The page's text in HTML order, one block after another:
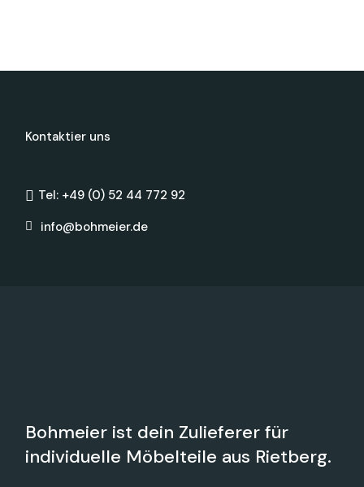
Kontaktier uns
Tel: +49 (0) 52 44 772 92
info@bohmeier.de
Bohmeier ist dein Zulieferer für
individuelle Möbelteile aus Rietberg.